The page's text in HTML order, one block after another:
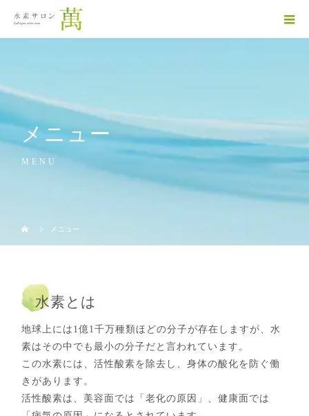
メニュー
MENU
メニュー
水素とは
地球上には1億1千万種類ほどの分子が存在しますが、水
素はその中でも最小の分子だと言われています。
この水素には、活性酸素を除去し、身体の酸化を防ぐ働
きがあります。
活性酸素は、美容面では「老化の原因」、健康面では